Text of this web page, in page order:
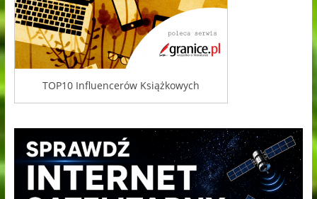
TOP10 Influencerów Książkowych